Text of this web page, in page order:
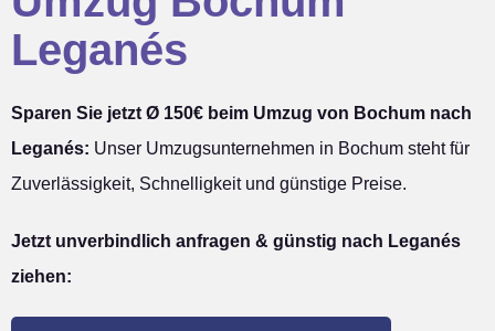
Leganés
Sparen Sie jetzt Ø 150€ beim Umzug von Bochum nach
Leganés: Unser Umzugsunternehmen in Bochum steht für
Zuverlässigkeit, Schnelligkeit und günstige Preise.
Jetzt unverbindlich anfragen & günstig nach Leganés
ziehen: